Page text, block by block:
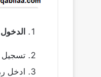
الدخول
تسجيل
ادخل